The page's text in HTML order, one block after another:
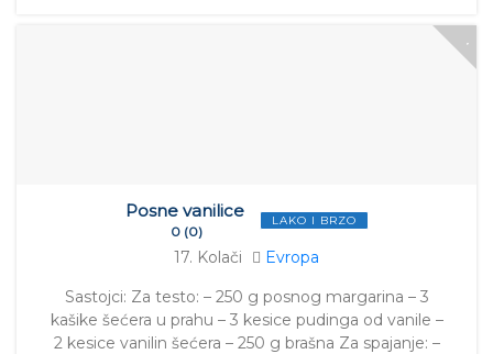
Posne vanilice
0 (0)
LAKO I BRZO
17. Kolači
Evropa
Sastojci: Za testo: – 250 g posnog margarina – 3
kašike šećera u prahu – 3 kesice pudinga od vanile –
2 kesice vanilin šećera – 250 g brašna Za spajanje: –